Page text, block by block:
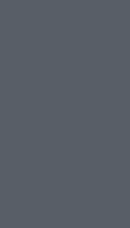
Πέθανε ο πατέρας του